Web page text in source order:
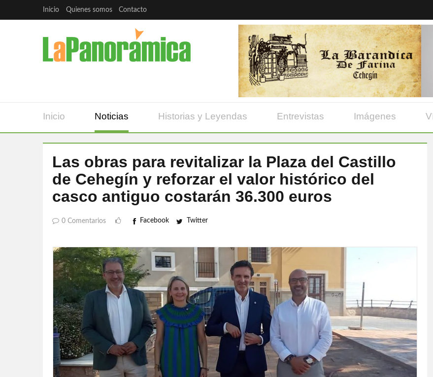
Inicio Quienes somos Contacto
Inicio Noticias Historias y Leyendas Entrevistas Imágenes
Las obras para revitalizar la Plaza del Castillo
de Cehegín y reforzar el valor histórico del
casco antiguo costarán 36.300 euros
0 Comentarios Facebook Twitter